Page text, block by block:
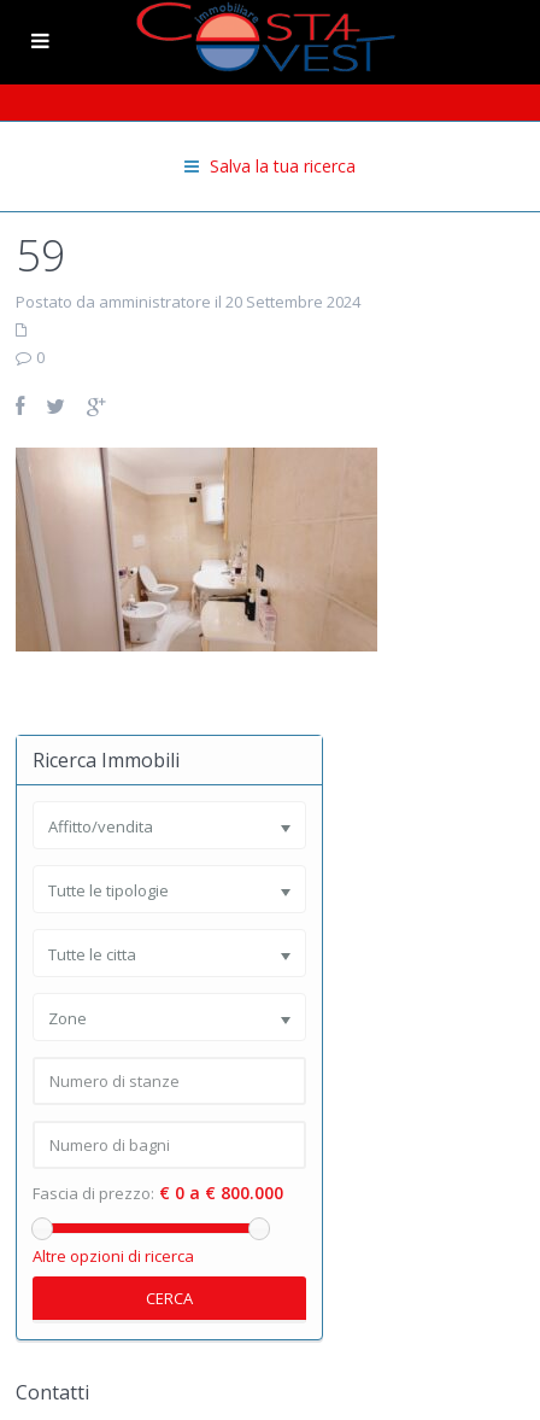
Salva la tua ricerca
59
Postato da amministratore il 20 Settembre 2024
0
Ricerca Immobili
Affitto/vendita
Tutte le tipologie
Tutte le citta
Zone
Fascia di prezzo: € 0 a € 800.000
Altre opzioni di ricerca
CERCA
Contatti